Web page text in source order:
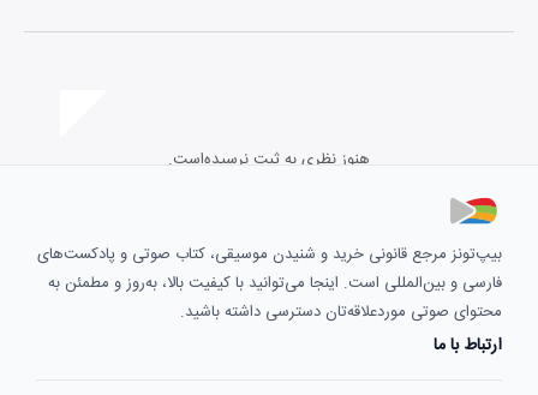
هنوز نظری به ثبت نرسیده‌است.
بیپ‌تونز مرجع قانونی خرید و شنیدن موسیقی، کتاب صوتی و پادکست‌های
فارسی و بین‌المللی است. اینجا می‌توانید با کیفیت بالا، به‌روز و مطمئن به
محتوای صوتی موردعلاقه‌تان دسترسی داشته باشید.
ارتباط با ما